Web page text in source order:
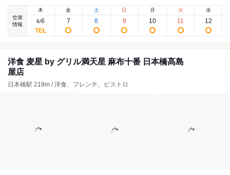
空席
情報
木
8/6
金
7
土
8
日
9
月
10
火
11
水
12
洋食 麦星 by グリル満天星 麻布十番 日本橋髙島
屋店
日本橋駅 218m / 洋食、フレンチ、ビストロ